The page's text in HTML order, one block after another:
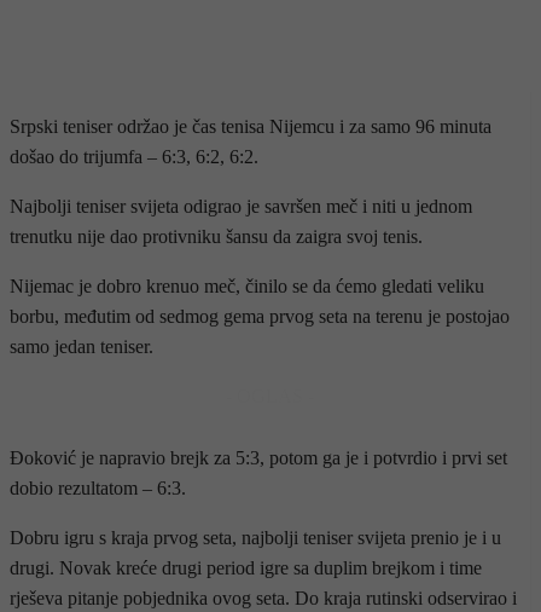
Srpski teniser održao je čas tenisa Nijemcu i za samo 96 minuta
došao do trijumfa – 6:3, 6:2, 6:2.
Najbolji teniser svijeta odigrao je savršen meč i niti u jednom
trenutku nije dao protivniku šansu da zaigra svoj tenis.
Nijemac je dobro krenuo meč, činilo se da ćemo gledati veliku
borbu, međutim od sedmog gema prvog seta na terenu je postojao
samo jedan teniser.
Đoković je napravio brejk za 5:3, potom ga je i potvrdio i prvi set
dobio rezultatom – 6:3.
Dobru igru s kraja prvog seta, najbolji teniser svijeta prenio je i u
drugi. Novak kreće drugi period igre sa duplim brejkom i time
rješeva pitanje pobjednika ovog seta. Do kraja rutinski odservirao i